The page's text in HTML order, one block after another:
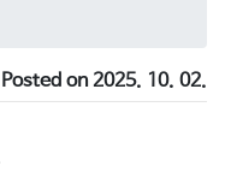
Posted on 2025. 10. 02.